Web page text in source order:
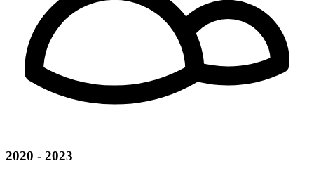
2020 - 2023